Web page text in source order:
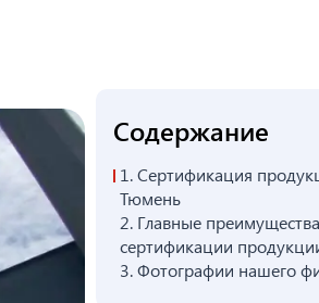
Содержание
1.Сертификация
Тюмень
2. Главные преимущества
сертификации
Тюмень
3.Фотографии нашего